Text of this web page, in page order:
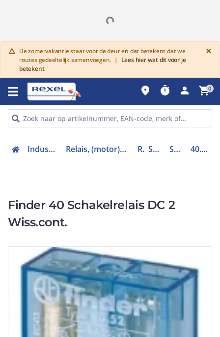
warning De zomervakantie staat voor de deur en dat betekent dat we
routes gedeeltelijk samenvoegen. |
Lees hier wat dit voor je
betekent
×
place timer person shopping_cart0
Industriele componenten Relais, (motor)beveiliging en magneetschakelaars Relais Schakelrelais Schakelrelais 40.52.9.024.0000
Finder 40 Schakelrelais DC 2
Wiss.cont.